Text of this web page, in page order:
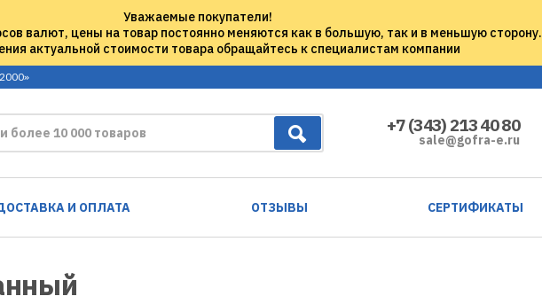
Уважаемые покупатели!
валют, цены на товар постоянно меняются как в большую, так и в меньшую сторону.
актуальной стоимости товара обращайтесь к специалистам компании
+7 (343) 213 40 80
sale@gofra-e.ru
И ОПЛАТА ОТЗЫВЫ СЕРТИФИКАТЫ